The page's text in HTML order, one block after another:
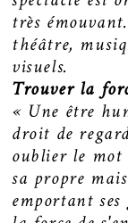
très
théâtre,
visuels.
Trouver la
« Une être
droit de
oublier le mot
sa propre
emportant